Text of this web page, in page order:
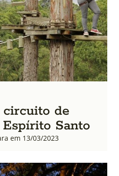
circuito de
Santo
em 13/03/2023